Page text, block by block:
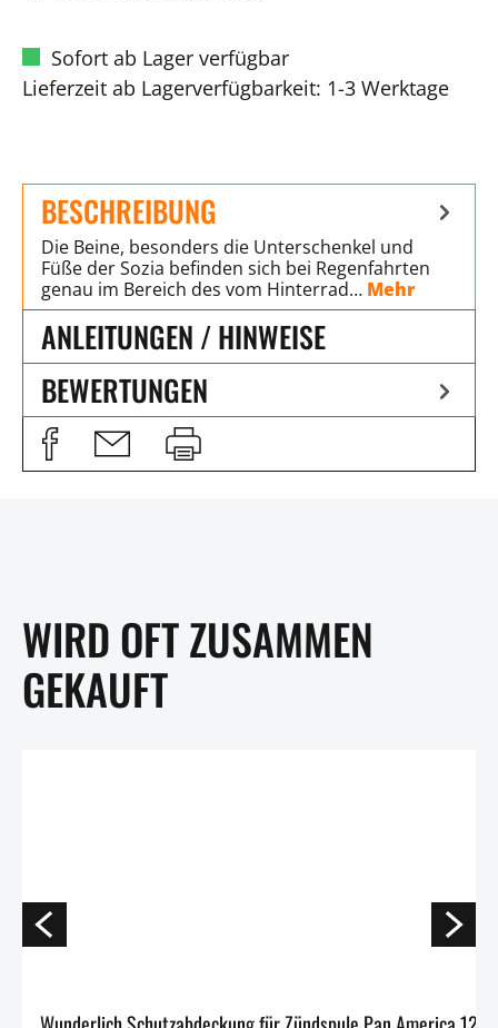
Sofort ab Lager verfügbar
Lieferzeit ab Lagerverfügbarkeit: 1-3 Werktage
BESCHREIBUNG
Die Beine, besonders die Unterschenkel und
Füße der Sozia befinden sich bei Regenfahrten
genau im Bereich des vom Hinterrad… Mehr
ANLEITUNGEN / HINWEISE
BEWERTUNGEN
WIRD OFT ZUSAMMEN
GEKAUFT